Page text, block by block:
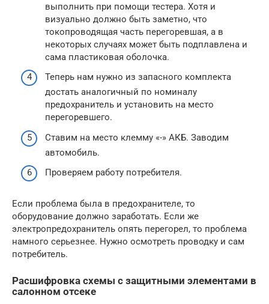
выполнить при помощи тестера. Хотя и
визуально должно быть заметно, что
токопроводящая часть перегоревшая, а в
некоторых случаях может быть подплавлена и
сама пластиковая оболочка.
Теперь нам нужно из запасного комплекта
достать аналогичный по номиналу
предохранитель и установить на место
перегоревшего.
Ставим на место клемму «-» АКБ. Заводим
автомобиль.
Проверяем работу потребителя.
Если проблема была в предохранителе, то
оборудование должно заработать. Если же
электропредохранитель опять перегорел, то проблема
намного серьезнее. Нужно осмотреть проводку и сам
потребитель.
Расшифровка схемы с защитными элементами в
салонном отсеке